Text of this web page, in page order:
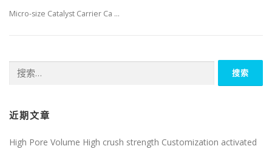
Micro-size Catalyst Carrier Ca …
索：
近期文章
High Pore Volume High crush strength Customization activated